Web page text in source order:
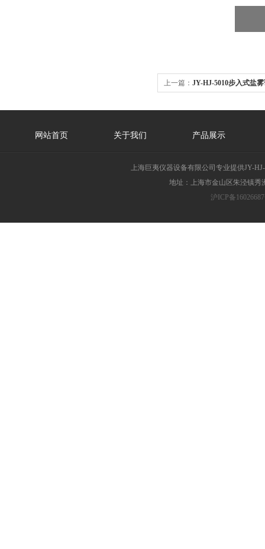
上一篇： JY-HJ-5010步入式盐
网站首页 关于我们 产品展示
上海巨夷仪器设备有限公司专业提供JY-
地址：上海市金山区朱泾镇秀
沪ICP备